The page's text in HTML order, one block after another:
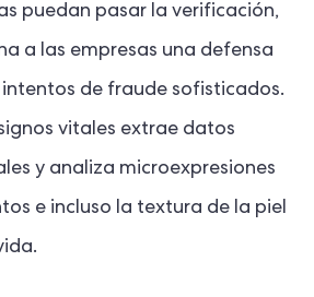
puedan pasar la verificación,
a las empresas una defensa
de fraude sofisticados.
vitales extrae datos
y analiza microexpresiones
e incluso la textura de la piel